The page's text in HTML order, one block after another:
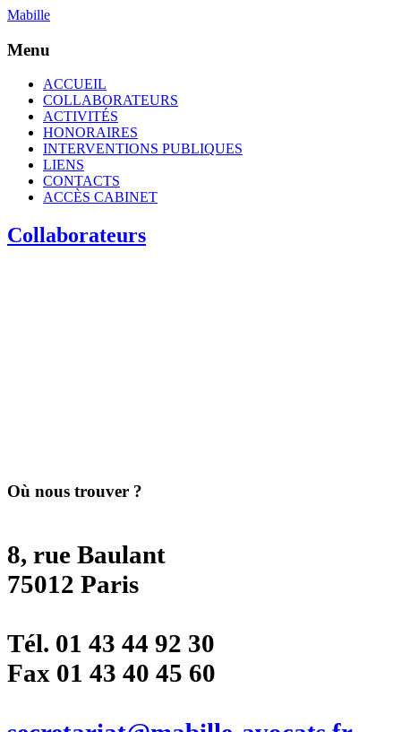
Mabille
Menu
ACCUEIL
COLLABORATEURS
ACTIVITÉS
HONORAIRES
INTERVENTIONS PUBLIQUES
LIENS
CONTACTS
ACCÈS CABINET
Collaborateurs
Où nous trouver ?
8, rue Baulant
75012 Paris
Tél. 01 43 44 92 30
Fax 01 43 40 45 60